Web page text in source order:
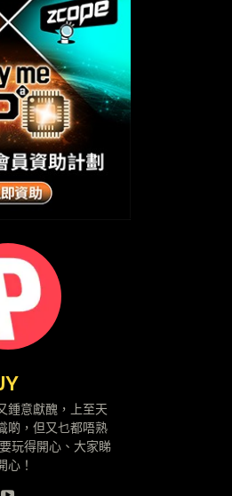
鍾意獻醜，上至天
啲，但又乜都唔熟
玩得開心、大家睇
心！